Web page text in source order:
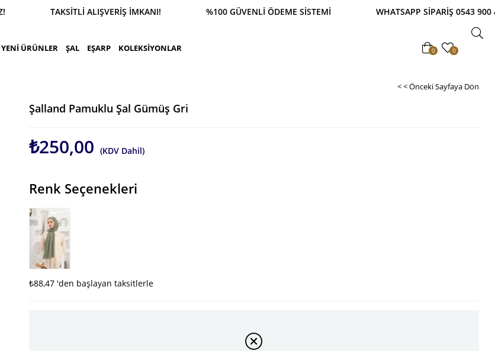
TAKSİTLİ ALIŞVERİŞ İMKANI! %100 GÜVENLİ ÖDEME SİSTEMİ WHATSAPP SİPARİŞ 0543 900 41
YENİ ÜRÜNLER ŞAL EŞARP KOLEKSİYONLAR 0 0
< < Önceki Sayfaya Dön
Şalland Pamuklu Şal Gümüş Gri
₺250,00 (KDV Dahil)
Renk Seçenekleri
₺88,47 'den başlayan taksitlerle